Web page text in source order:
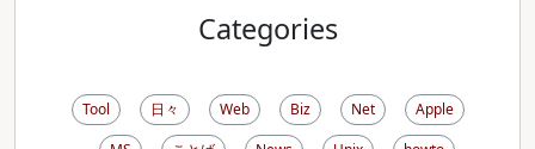
Categories
Tool 日々 Web Biz Net
Apple